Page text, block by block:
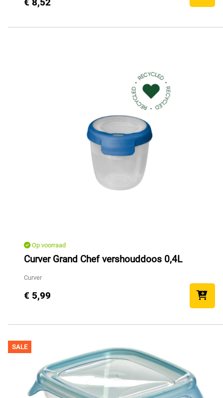
Op voorraad
Curver Grand Chef vershouddoos 0,4L
Curver
€ 5,99
SALE